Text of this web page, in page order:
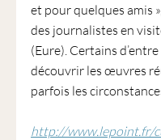
et pour quelques amis
des journalistes en
(Eure). Certains
découvrir les œuvres
parfois les
http://www.lepoint.fr/